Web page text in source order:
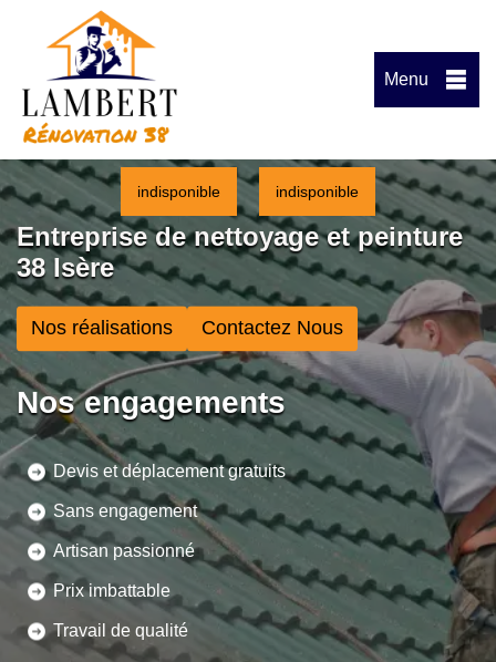
Menu
indisponible indisponible
Entreprise de nettoyage et peinture
38 Isère
Nos réalisations Contactez Nous
Nos engagements
Devis et déplacement gratuits
Sans engagement
Artisan passionné
Prix imbattable
Travail de qualité